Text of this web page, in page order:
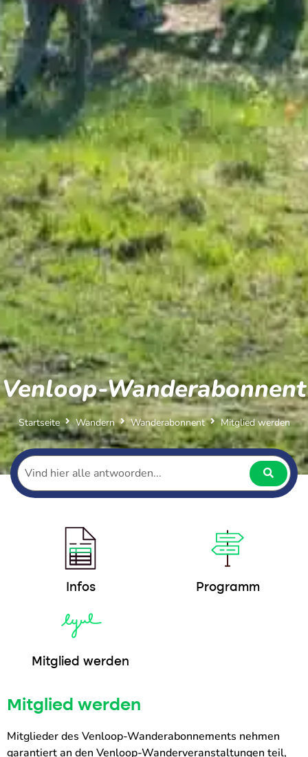
Venloop-Wanderabonnent
Startseite Wandern Wanderabonnent Mitglied werden
Infos Programm
Mitglied werden
Mitglied werden
Mitglieder des Venloop-Wanderabonnements nehmen
garantiert an den Venloop-Wanderveranstaltungen teil,